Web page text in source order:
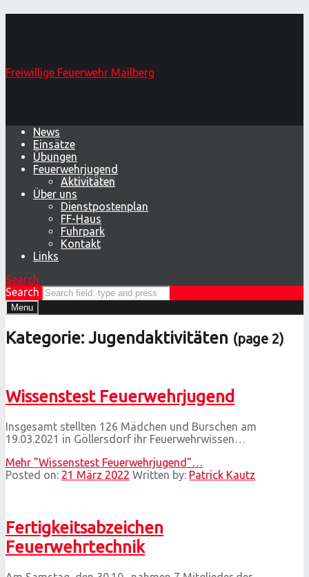
Freiwillige Feuerwehr Mailberg
News
Einsätze
Übungen
Feuerwehrjugend
Aktivitäten
Über uns
Dienstpostenplan
FF-Haus
Fuhrpark
Kontakt
Links
Search
Search
Menu
Kategorie: Jugendaktivitäten (page 2)
Wissenstest Feuerwehrjugend
Insgesamt stellten 126 Mädchen und Burschen am
19.03.2021 in Göllersdorf ihr Feuerwehrwissen…
Mehr "Wissenstest Feuerwehrjugend"…
Posted on: 21 März 2022 Written by: Patrick Kautz
Fertigkeitsabzeichen
Feuerwehrtechnik